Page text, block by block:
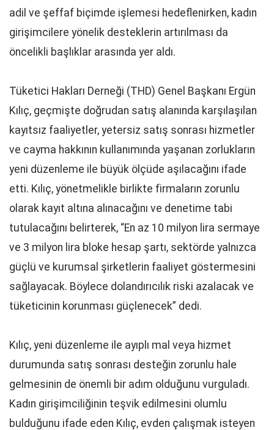
adil ve şeffaf biçimde işlemesi hedeflenirken, kadın
girişimcilere yönelik desteklerin artırılması da
öncelikli başlıklar arasında yer aldı.
Tüketici Hakları Derneği (THD) Genel Başkanı Ergün
Kılıç, geçmişte doğrudan satış alanında karşılaşılan
kayıtsız faaliyetler, yetersiz satış sonrası hizmetler
ve cayma hakkının kullanımında yaşanan zorlukların
yeni düzenleme ile büyük ölçüde aşılacağını ifade
etti. Kılıç, yönetmelikle birlikte firmaların zorunlu
olarak kayıt altına alınacağını ve denetime tabi
tutulacağını belirterek, “En az 10 milyon lira sermaye
ve 3 milyon lira bloke hesap şartı, sektörde yalnızca
güçlü ve kurumsal şirketlerin faaliyet göstermesini
sağlayacak. Böylece dolandırıcılık riski azalacak ve
tüketicinin korunması güçlenecek” dedi.
Kılıç, yeni düzenleme ile ayıplı mal veya hizmet
durumunda satış sonrası desteğin zorunlu hale
gelmesinin de önemli bir adım olduğunu vurguladı.
Kadın girişimciliğinin teşvik edilmesini olumlu
bulduğunu ifade eden Kılıç, evden çalışmak isteyen